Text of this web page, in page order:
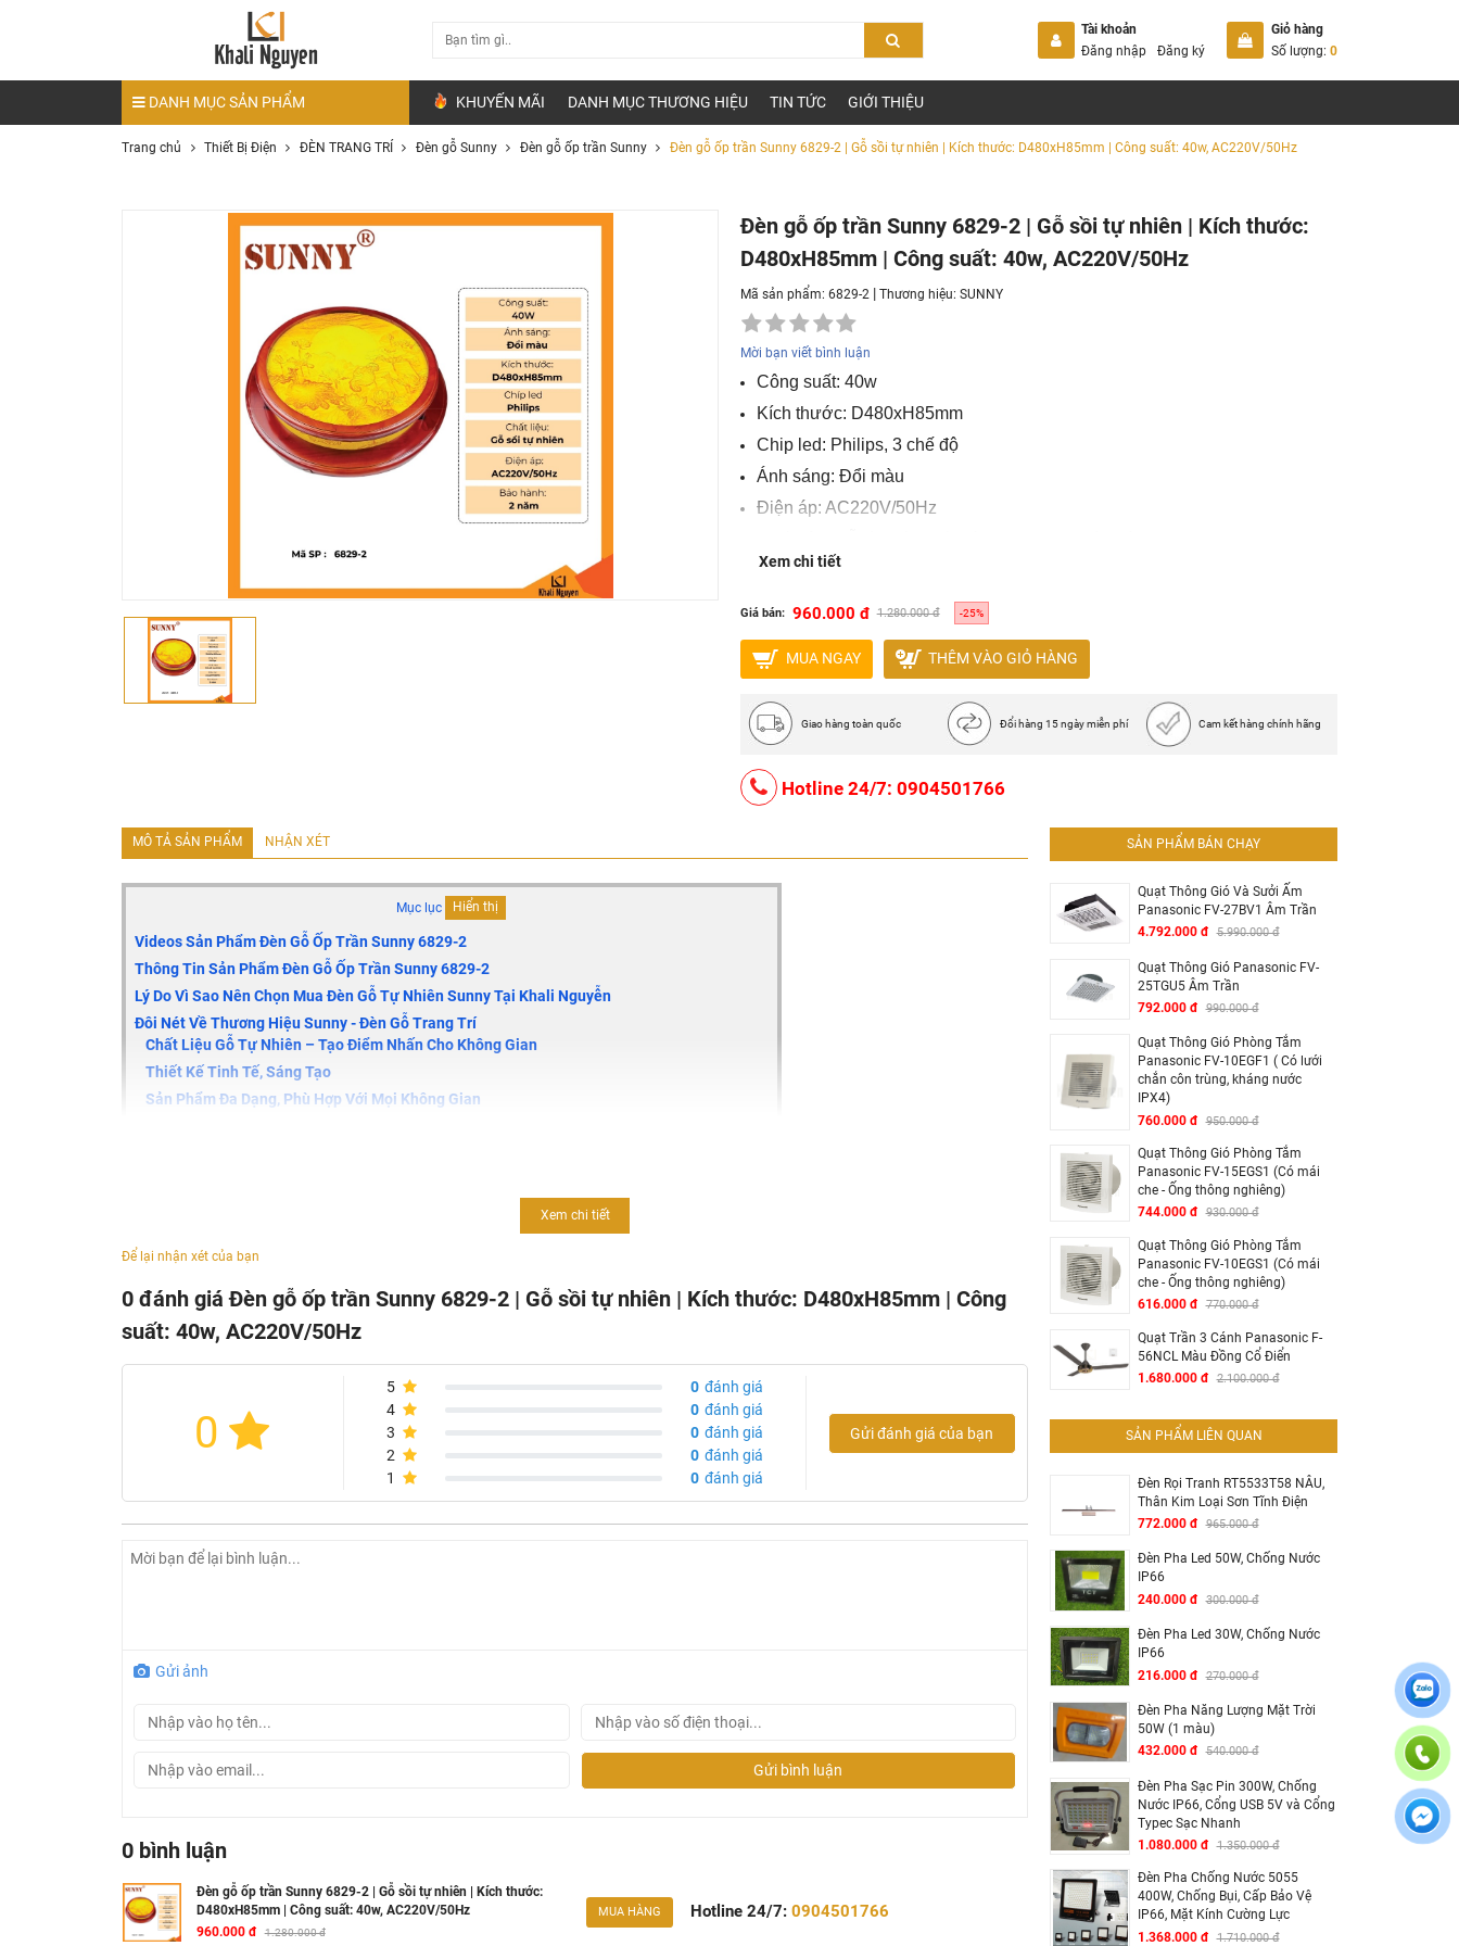
Tài khoản
Đăng nhập
Đăng ký
Giỏ hàng
Số lượng: 0
DANH MỤC SẢN PHẨM KHUYẾN MÃI DANH MỤC THƯƠNG HIỆU TIN TỨC GIỚI THIỆU
Trang chủ Thiết Bị Điện ĐÈN TRANG TRÍ Đèn gỗ Sunny Đèn gỗ ốp trần Sunny Đèn gỗ ốp trần Sunny 6829-2 | Gỗ sồi tự nhiên | Kích thước: D480xH85mm | Công suất: 40w, AC220V/50Hz
Đèn gỗ ốp trần Sunny 6829-2 | Gỗ sồi tự nhiên | Kích thước:
D480xH85mm | Công suất: 40w, AC220V/50Hz
Mã sản phẩm: 6829-2 |Thương hiệu:SUNNY
Mời bạn viết bình luận
Công suất: 40w
Kích thước: D480xH85mm
Chip led: Philips, 3 chế độ
Ánh sáng: Đổi màu
Điện áp: AC220V/50Hz
Màu gỗ-vàng
Bảo hành: 2 năm, lỗi 1 đổi 1
Xem chi tiết
Giá bán: 960.000 đ 1.280.000 đ -25%
MUA NGAY THÊM VÀO GIỎ HÀNG
Giao hàng toàn quốc Đổi hàng 15 ngày miễn phí Cam kết hàng chính hãng
Hotline 24/7: 0904501766
MÔ TẢ SẢN PHẨM NHẬN XÉT
Mục lục Hiển thị
Videos Sản Phẩm Đèn Gỗ Ốp Trần Sunny 6829-2
Thông Tin Sản Phẩm Đèn Gỗ Ốp Trần Sunny 6829-2
Lý Do Vì Sao Nên Chọn Mua Đèn Gỗ Tự Nhiên Sunny Tại Khali Nguyễn
Đôi Nét Về Thương Hiệu Sunny - Đèn Gỗ Trang Trí
Chất Liệu Gỗ Tự Nhiên – Tạo Điểm Nhấn Cho Không Gian
Thiết Kế Tinh Tế, Sáng Tạo
Sản Phẩm Đa Dạng, Phù Hợp Với Mọi Không Gian
Thông tin sản phẩm đèn gỗ ốp trần Sunny 6829-2
Công suất: 40w
Ánh sáng: Đổi màu
Điện áp: AC220V/50Hz
Chất liệu: Gỗ sồi sấy chế biến, nhựa PC chống ố
Xem chi tiết
Để lại nhận xét của bạn
0 đánh giá Đèn gỗ ốp trần Sunny 6829-2 | Gỗ sồi tự nhiên | Kích thước: D480xH85mm | Công
suất: 40w, AC220V/50Hz
0
5 0 đánh giá
4
0 đánh giá
3
0 đánh giá
2
0 đánh giá
1
0 đánh giá
Gửi đánh giá của bạn
Gửi ảnh
Gửi bình luận
0 bình luận
Đèn gỗ ốp trần Sunny 6829-2 | Gỗ sồi tự nhiên | Kích thước:
D480xH85mm | Công suất: 40w, AC220V/50Hz
960.000 đ
1.280.000 đ
MUA HÀNG Hotline 24/7:0904501766
SẢN PHẨM BÁN CHẠY
Quạt Thông Gió Và Sưởi Ấm
Panasonic FV-27BV1 Âm Trần
4.792.000 đ 5.990.000 đ
Quạt Thông Gió Panasonic FV-
25TGU5 Âm Trần
792.000 đ 990.000 đ
Quạt Thông Gió Phòng Tắm
Panasonic FV-10EGF1 ( Có lưới
chắn côn trùng, kháng nước
IPX4)
760.000 đ 950.000 đ
Quạt Thông Gió Phòng Tắm
Panasonic FV-15EGS1 (Có mái
che - Ống thông nghiêng)
744.000 đ 930.000 đ
Quạt Thông Gió Phòng Tắm
Panasonic FV-10EGS1 (Có mái
che - Ống thông nghiêng)
616.000 đ 770.000 đ
Quạt Trần 3 Cánh Panasonic F-
56NCL Màu Đồng Cổ Điển
1.680.000 đ 2.100.000 đ
SẢN PHẨM LIÊN QUAN
Đèn Rọi Tranh RT5533T58 NÂU,
Thân Kim Loại Sơn Tĩnh Điện
772.000 đ 965.000 đ
Đèn Pha Led 50W, Chống Nước
IP66
240.000 đ 300.000 đ
Đèn Pha Led 30W, Chống Nước
IP66
216.000 đ 270.000 đ
Đèn Pha Năng Lượng Mặt Trời
50W (1 màu)
432.000 đ 540.000 đ
Đèn Pha Sạc Pin 300W, Chống
Nước IP66, Cổng USB 5V và Cổng
Typec Sạc Nhanh
1.080.000 đ 1.350.000 đ
Đèn Pha Chống Nước 5055
400W, Chống Bụi, Cấp Bảo Vệ
IP66, Mặt Kính Cường Lực
1.368.000 đ 1.710.000 đ